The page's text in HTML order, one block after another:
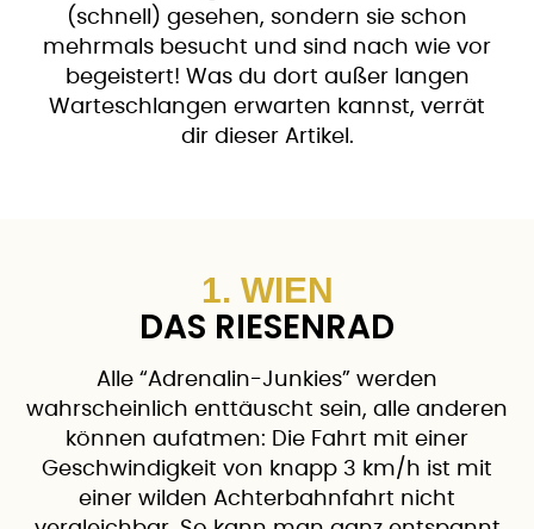
(schnell) gesehen, sondern sie schon
mehrmals besucht und sind nach wie vor
begeistert! Was du dort außer langen
Warteschlangen erwarten kannst, verrät
dir dieser Artikel.
1. WIEN
DAS RIESENRAD
Alle “Adrenalin-Junkies” werden
wahrscheinlich enttäuscht sein, alle anderen
können aufatmen: Die Fahrt mit einer
Geschwindigkeit von knapp 3 km/h ist mit
einer wilden Achterbahnfahrt nicht